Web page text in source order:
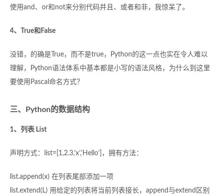
使用and、or和not来分别代码并且、或者和非，我惊呆了。
4、True和False
没错，的确是True，而不是true，Python的这一点也实在令人难以
理解，Python语法体系中基本都是小写的语法风格，为什么到这里
要使用Pascal命名方式？
三、Python的数据结构
1、列表 List
声明方式：list=[1,2.3,’x’,'Hello’]，拥有方法：
list.append(x) 在列表尾部添加一项
list.extend(L) 用给定的列表将当前列表接长，append与extend区别